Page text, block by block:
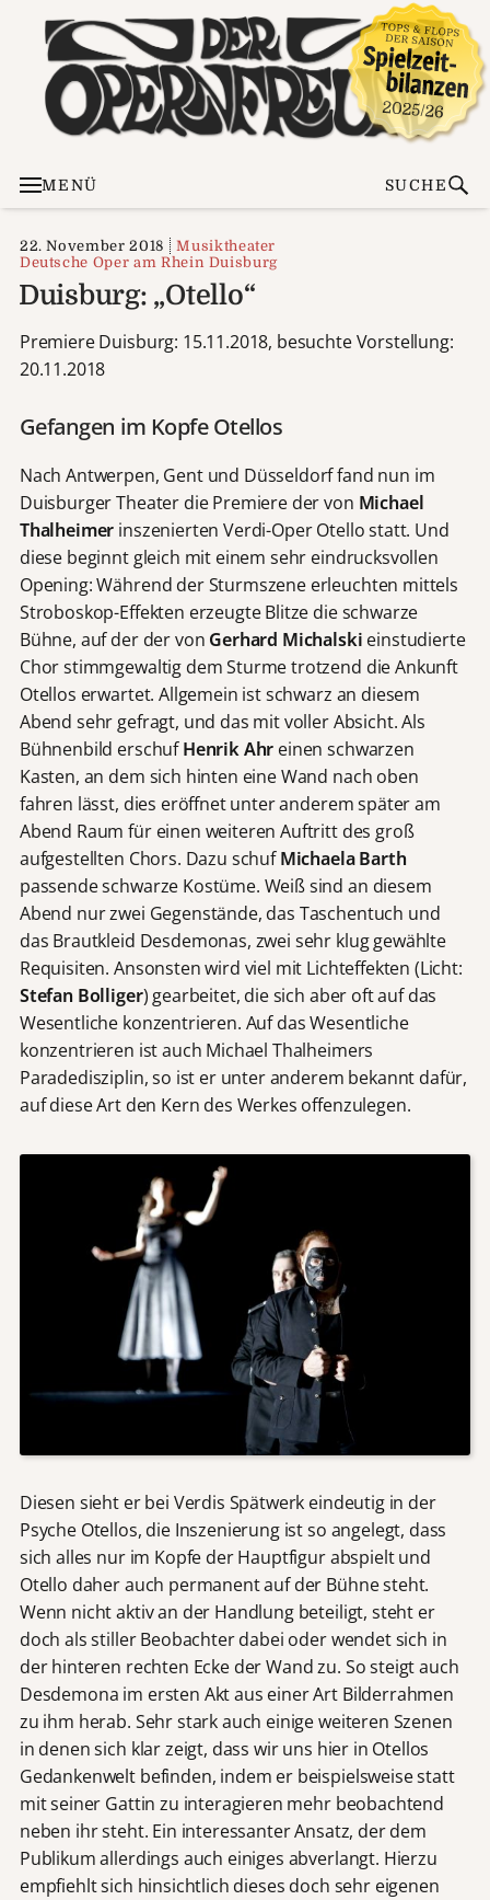
MENÜ SUCHE
22. November 2018
Musiktheater
Deutsche Oper am Rhein Duisburg
Duisburg: „Otello“
Premiere Duisburg: 15.11.2018, besuchte Vorstellung:
20.11.2018
Gefangen im Kopfe Otellos
Nach Antwerpen, Gent und Düsseldorf fand nun im
Duisburger Theater die Premiere der von Michael
Thalheimer inszenierten Verdi-Oper Otello statt. Und
diese beginnt gleich mit einem sehr eindrucksvollen
Opening: Während der Sturmszene erleuchten mittels
Stroboskop-Effekten erzeugte Blitze die schwarze
Bühne, auf der der von Gerhard Michalski einstudierte
Chor stimmgewaltig dem Sturme trotzend die Ankunft
Otellos erwartet. Allgemein ist schwarz an diesem
Abend sehr gefragt, und das mit voller Absicht. Als
Bühnenbild erschufHenrik Ahr einen schwarzen
Kasten, an dem sich hinten eine Wand nach oben
fahren lässt, dies eröffnet unter anderem später am
Abend Raum für einen weiteren Auftritt des groß
aufgestellten Chors. Dazu schufMichaela Barth
passende schwarze Kostüme. Weiß sind an diesem
Abend nur zwei Gegenstände, das Taschentuch und
das Brautkleid Desdemonas, zwei sehr klug gewählte
Requisiten. Ansonsten wird viel mit Lichteffekten (Licht:
Stefan Bolliger) gearbeitet, die sich aber oft auf das
Wesentliche konzentrieren. Auf das Wesentliche
konzentrieren ist auch Michael Thalheimers
Paradedisziplin, so ist er unter anderem bekannt dafür,
auf diese Art den Kern des Werkes offenzulegen.
Diesen sieht er bei Verdis Spätwerk eindeutig in der
Psyche Otellos, die Inszenierung ist so angelegt, dass
sich alles nur im Kopfe der Hauptfigur abspielt und
Otello daher auch permanent auf der Bühne steht.
Wenn nicht aktiv an der Handlung beteiligt, steht er
doch als stiller Beobachter dabei oder wendet sich in
der hinteren rechten Ecke der Wand zu. So steigt auch
Desdemona im ersten Akt aus einer Art Bilderrahmen
zu ihm herab. Sehr stark auch einige weiteren Szenen
in denen sich klar zeigt, dass wir uns hier in Otellos
Gedankenwelt befinden, indem er beispielsweise statt
mit seiner Gattin zu interagieren mehr beobachtend
neben ihr steht. Ein interessanter Ansatz, der dem
Publikum allerdings auch einiges abverlangt. Hierzu
empfiehlt sich hinsichtlich dieses doch sehr eigenen